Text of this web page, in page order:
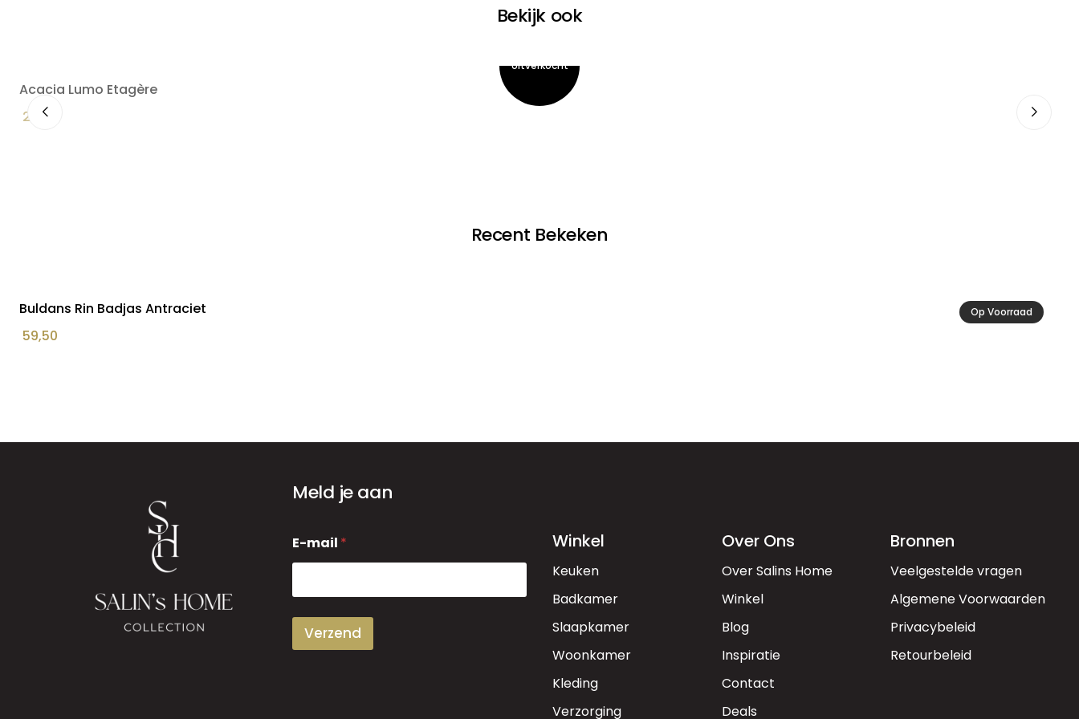
Bekijk ook
Acacia Lumo Etagère
22,90
Recent Bekeken
Op Voorraad
Buldans Rin Badjas Antraciet
59,50
Meld je aan
-
m
i
E-mail *
Verzend
Winkel
Keuken
Badkamer
Slaapkamer
Woonkamer
Kleding
Verzorging
Over Ons
Over Salins Home
Winkel
Blog
Inspiratie
Contact
Deals
Bronnen
Veelgestelde vragen
Algemene Voorwaarden
Privacybeleid
Retourbeleid